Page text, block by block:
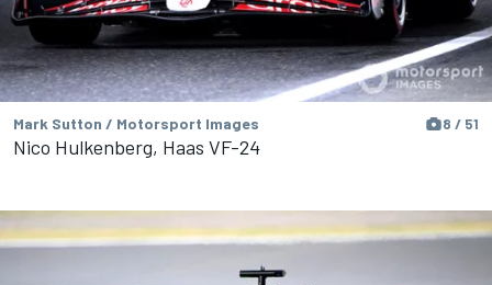
Mark Sutton / Motorsport Images 8 / 51
Nico Hulkenberg, Haas VF-24